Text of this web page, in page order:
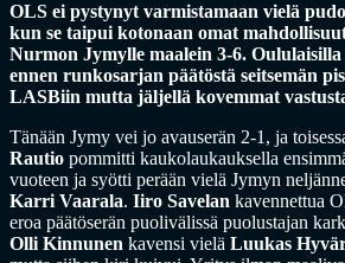
OLS ei pystynyt varmistamaan vielä
kun se taipui kotonaan omat
Nurmon Jymylle maalein 3-6.
ennen runkosarjan päätöstä seitsemän
LASBiin mutta jäljellä kovemmat
Tänään Jymy vei jo avauserän 2-1, ja
Rautio pommitti kaukolaukauksella
vuoteen ja syötti perään vielä Jymyn
Karri Vaarala. Iiro Savelan kavennettua
eroa päätöserän puolivälissä puolustajan
Olli Kinnunen kavensi vielä Luukas